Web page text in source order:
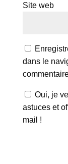
Site web
dans le
Oui, je
astuces et
mail !